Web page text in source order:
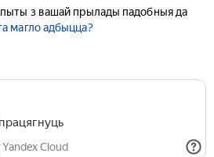
з вашай прылады падобныя да
магло адбыцца?
Cloud